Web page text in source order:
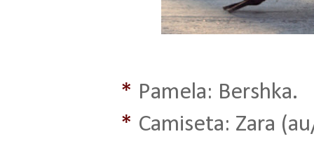
* Pamela: Bershka.
* Camiseta: Zara